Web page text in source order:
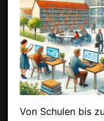
Von Schulen bis